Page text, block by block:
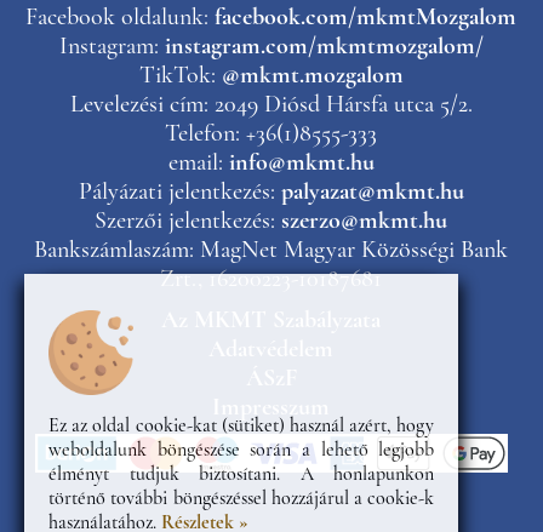
Ez az oldal cookie-kat (sütiket) használ azért, hogy
weboldalunk böngészése során a lehető legjobb
élményt tudjuk biztosítani. A honlapunkon
történő további böngészéssel hozzájárul a cookie-k
használatához. Részletek »
Facebook oldalunk:facebook.com/mkmtMozgalom
Instagram: instagram.com/mkmtmozgalom/
TikTok: @mkmt.mozgalom
Levelezési cím: 2049 Diósd Hársfa utca 5/2.
Telefon: +36(1)8555-333
email: info@mkmt.hu
Pályázati jelentkezés: palyazat@mkmt.hu
Szerzői jelentkezés:szerzo@mkmt.hu
Bankszámlaszám: MagNet Magyar Közösségi Bank
Zrt., 16200223-10187681